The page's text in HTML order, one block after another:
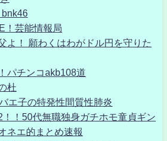
！芸能情報局
よ！ 願わくはわがドル円を守りた
パチンコakb108道
杜
エ子の特発性間質性肺炎
！50代無職独身ガチホモ童貞ギン
ネエ的まとめ速報